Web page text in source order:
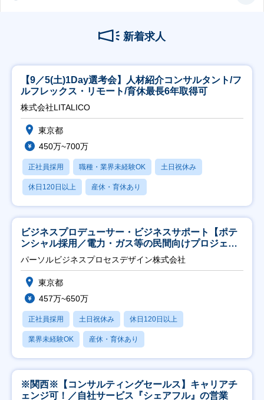
新着求人
【9／5(土)1Day選考会】人材紹介コンサルタント/フ
ルフレックス・リモート/育休最長6年取得可
株式会社LITALICO
東京都
450万~700万
正社員採用 職種・業界未経験OK 土日祝休み
休日120日以上 産休・育休あり
ビジネスプロデューサー・ビジネスサポート【ポテ
ンシャル採用／電力・ガス等の民間向けプロジェク
ト推進】
パーソルビジネスプロセスデザイン株式会社
東京都
457万~650万
正社員採用 土日祝休み 休日120日以上
業界未経験OK 産休・育休あり
※関西※【コンサルティングセールス】キャリアチ
ェンジ可！／自社サービス『シェアフル』の営業